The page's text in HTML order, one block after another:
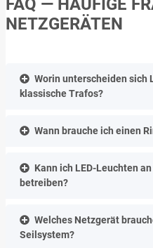
FAQ — HÄUFIGE
NETZGERÄTEN
Worin unterscheiden sich
klassische Trafos?
Wann brauche ich einen
Kann ich LED-Leuchten
betreiben?
Welches Netzgerät
Seilsystem?